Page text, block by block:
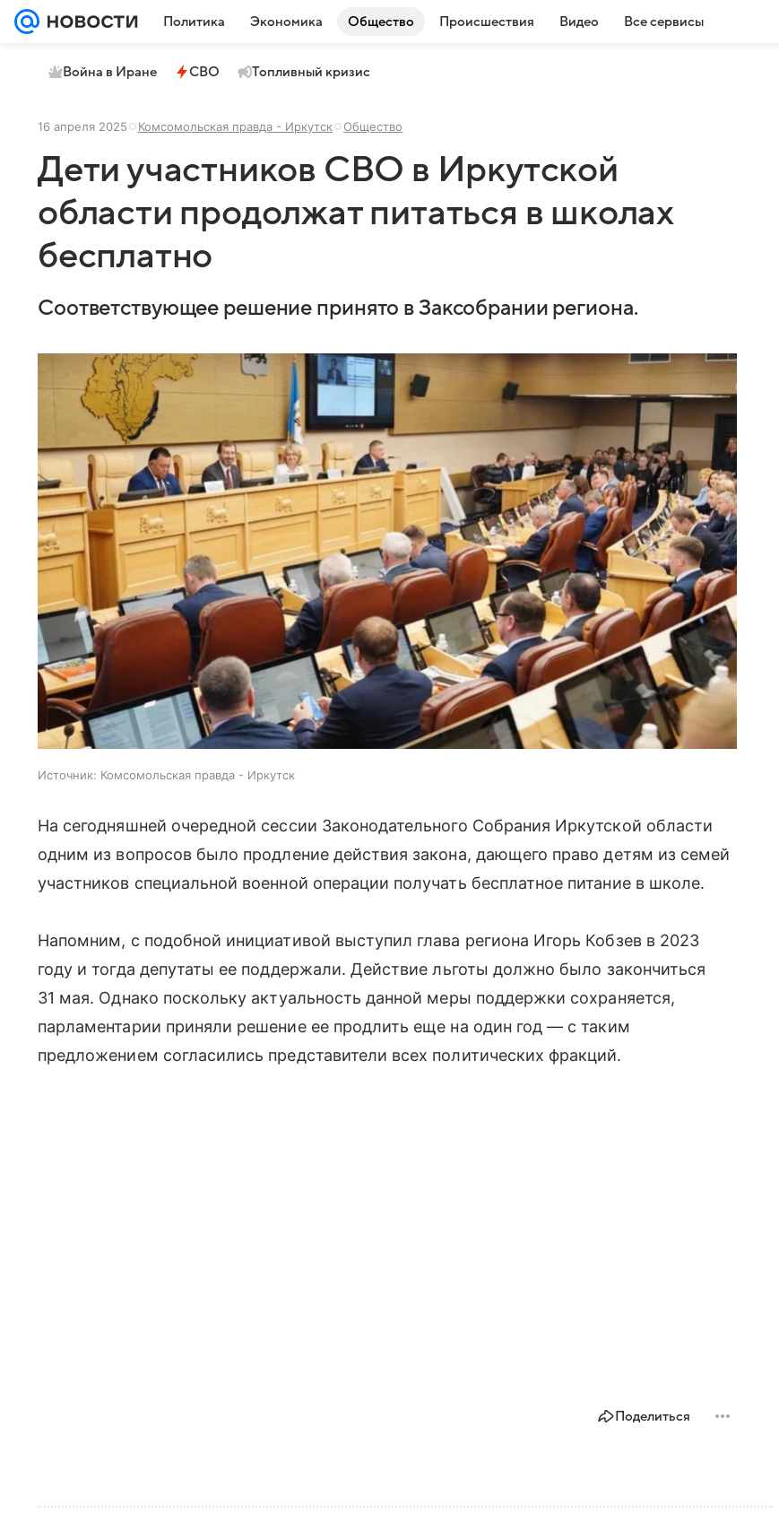
Политика Экономика Общество Происшествия Видео Все сервисы
Война в Иране СВО Топливный кризис
16 апреля 2025 Комсомольская правда - Иркутск Общество
Дети участников СВО в Иркутской
области продолжат питаться в школах
бесплатно
Соответствующее решение принято в Заксобрании региона.
Источник: Комсомольская правда - Иркутск
На сегодняшней очередной сессии Законодательного Собрания Иркутской области
одним из вопросов было продление действия закона, дающего право детям из семей
участников специальной военной операции получать бесплатное питание в школе.
Напомним, с подобной инициативой выступил глава региона Игорь Кобзев в 2023
году и тогда депутаты ее поддержали. Действие льготы должно было закончиться
31 мая. Однако поскольку актуальность данной меры поддержки сохраняется,
парламентарии приняли решение ее продлить еще на один год — с таким
предложением согласились представители всех политических фракций.
Поделиться